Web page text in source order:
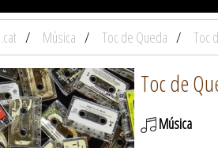
Música Toc de Queda Toc
Toc de
Música